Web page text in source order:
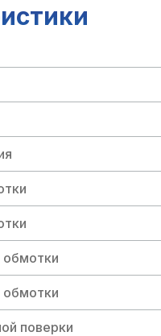
обмотки
обмотки
поверки